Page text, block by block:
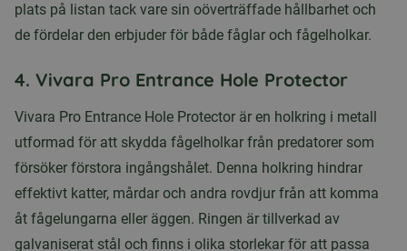
plats på listan tack vare sin oöverträffade hållbarhet och
de fördelar den erbjuder för både fåglar och fågelholkar.
4. Vivara Pro Entrance Hole Protector
Vivara Pro Entrance Hole Protector är en holkring i metall
utformad för att skydda fågelholkar från predatorer som
försöker förstora ingångshålet. Denna holkring hindrar
effektivt katter, mårdar och andra rovdjur från att komma
åt fågelungarna eller äggen. Ringen är tillverkad av
galvaniserat stål och finns i olika storlekar för att passa